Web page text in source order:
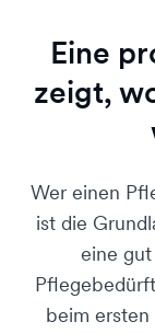
Eine
zeigt,
Wer einen
ist die
eine
beim